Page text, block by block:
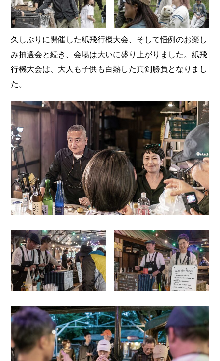
久しぶりに開催した紙飛行機大会、そして恒例のお楽し
み抽選会と続き、会場は大いに盛り上がりました。紙飛
行機大会は、大人も子供も白熱した真剣勝負となりまし
た。